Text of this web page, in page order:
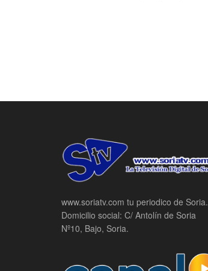
www.soriatv.com tu periodico de Soria.
Domicilio social: C/ Antolín de Soria
Nº10, Bajo, Soria.